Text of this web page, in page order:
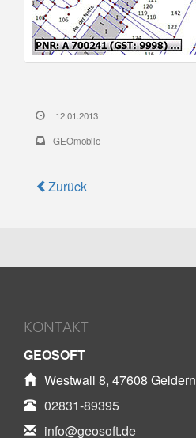
12.01.2013
GEOmobile
Zurück
KONTAKT
GEOSOFT
Westwall 8, 47608 Geldern
02831-89395
info@geosoft.de